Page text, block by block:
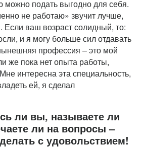
подать выгодно для себя.
не работаю» звучит лучше,
Если ваш возраст солидный, то:
и я могу больше сил отдавать
профессия – это мой
же пока нет опыта работы,
интересна эта специальность,
ей, я сделал
ли вы, называете ли
ли на вопросы –
с удовольствием!